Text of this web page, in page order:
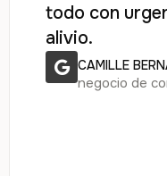
todo con
alivio.
CAMILLE
negocio de